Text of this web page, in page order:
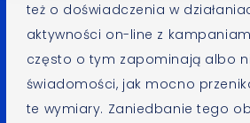
też o doświadczenia w
aktywności on-line z
często o tym zapominają albo
świadomości, jak mocno
te wymiary. Zaniedbanie tego